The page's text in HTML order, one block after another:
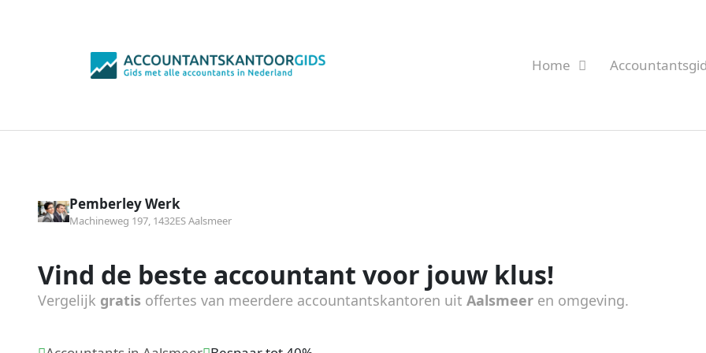
Home
Pemberley Werk
Machineweg 197, 1432ES Aalsmeer
Vind de beste accountant voor jouw klus!
Vergelijk gratis offertes van meerdere accountantskantoren uit Aalsmeer en omgeving.